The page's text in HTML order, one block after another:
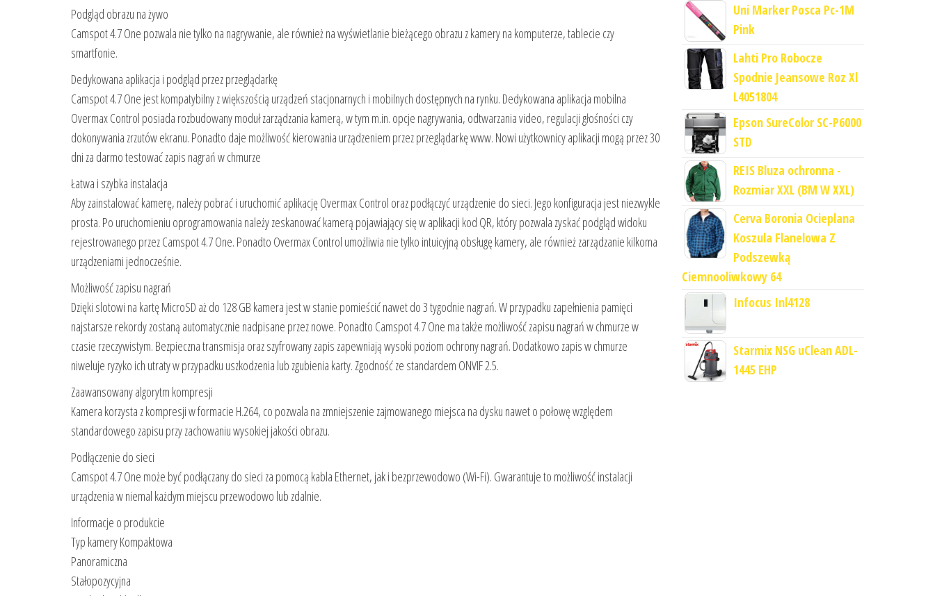
Podgląd obrazu na żywo
Camspot 4.7 One pozwala nie tylko na nagrywanie, ale również na wyświetlanie bieżącego obrazu z kamery na komputerze, tablecie czy
smartfonie.
Dedykowana aplikacja i podgląd przez przeglądarkę
Camspot 4.7 One jest kompatybilny z większością urządzeń stacjonarnych i mobilnych dostępnych na rynku. Dedykowana aplikacja mobilna
Overmax Control posiada rozbudowany moduł zarządzania kamerą, w tym m.in. opcje nagrywania, odtwarzania video, regulacji głośności czy
dokonywania zrzutów ekranu. Ponadto daje możliwość kierowania urządzeniem przez przeglądarkę www. Nowi użytkownicy aplikacji mogą przez 30
dni za darmo testować zapis nagrań w chmurze
Łatwa i szybka instalacja
Aby zainstalować kamerę, należy pobrać i uruchomić aplikację Overmax Control oraz podłączyć urządzenie do sieci. Jego konfiguracja jest niezwykle
prosta. Po uruchomieniu oprogramowania należy zeskanować kamerą pojawiający się w aplikacji kod QR, który pozwala zyskać podgląd widoku
rejestrowanego przez Camspot 4.7 One. Ponadto Overmax Control umożliwia nie tylko intuicyjną obsługę kamery, ale również zarządzanie kilkoma
urządzeniami jednocześnie.
Możliwość zapisu nagrań
Dzięki slotowi na kartę MicroSD aż do 128 GB kamera jest w stanie pomieścić nawet do 3 tygodnie nagrań. W przypadku zapełnienia pamięci
najstarsze rekordy zostaną automatycznie nadpisane przez nowe. Ponadto Camspot 4.7 One ma także możliwość zapisu nagrań w chmurze w
czasie rzeczywistym. Bezpieczna transmisja oraz szyfrowany zapis zapewniają wysoki poziom ochrony nagrań. Dodatkowo zapis w chmurze
niweluje ryzyko ich utraty w przypadku uszkodzenia lub zgubienia karty. Zgodność ze standardem ONVIF 2.5.
Zaawansowany algorytm kompresji
Kamera korzysta z kompresji w formacie H.264, co pozwala na zmniejszenie zajmowanego miejsca na dysku nawet o połowę względem
standardowego zapisu przy zachowaniu wysokiej jakości obrazu.
Podłączenie do sieci
Camspot 4.7 One może być podłączany do sieci za pomocą kabla Ethernet, jak i bezprzewodowo (Wi-Fi). Gwarantuje to możliwość instalacji
urządzenia w niemal każdym miejscu przewodowo lub zdalnie.
Informacje o produkcie
Typ kamery Kompaktowa
Panoramiczna
Stałopozycyjna
Uni Marker Posca Pc-1M
Pink
Lahti Pro Robocze
Spodnie Jeansowe Roz Xl
L4051804
Epson SureColor SC-P6000
STD
REIS Bluza ochronna -
Rozmiar XXL (BM W XXL)
Cerva Boronia Ocieplana
Koszula Flanelowa Z
Podszewką
Ciemnooliwkowy 64
Infocus Inl4128
Starmix NSG uClean ADL-
1445 EHP